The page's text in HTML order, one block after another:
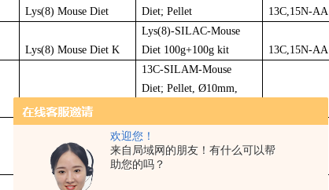
欢迎您！
来自局域网的朋友！有什么可以帮
助您的吗？
Lys(8) Mouse Diet
Diet; Pellet
13C,15N-AA
Lys(8) Mouse Diet K
Lys(8)-SILAC-Mouse
Diet 100g+100g kit
13C,15N-AA
U-13C Mouse Diet
13C-SILAM-Mouse
Diet; Pellet, Ø10mm,
U-13C Mouse Diet
U-13C-SILAM-Mouse
Diet; Pellet, Ø10mm,
uniformly labelled